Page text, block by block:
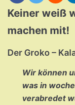
Keiner weiß
machen mit!
Der Groko –
Wir können
was in
verabredet